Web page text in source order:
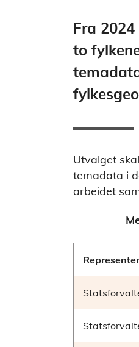
Fra
to
Utvalget
temadata i
arbeidet